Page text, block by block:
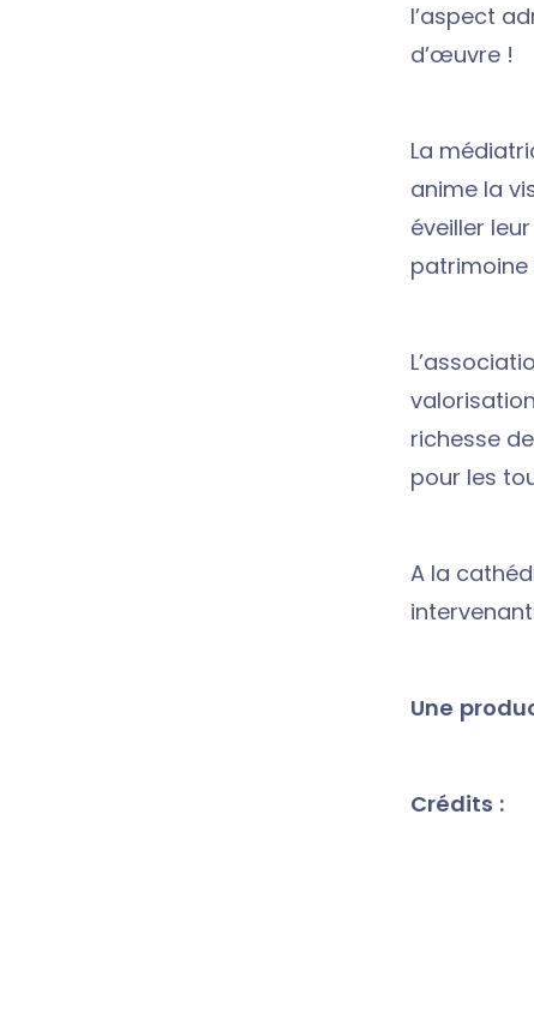
l’aspect
d’œuvre !
La
anime la
éveiller
patrimoine
richesse
pour les
A la
Une
Crédits :